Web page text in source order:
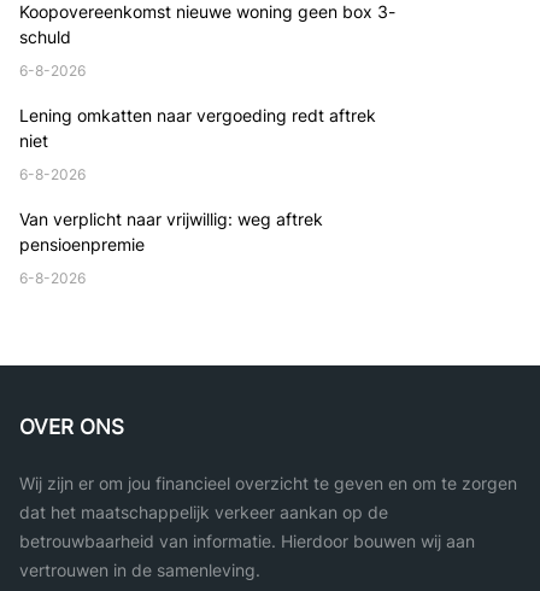
Koopovereenkomst nieuwe woning geen box 3-
schuld
6-8-2026
Lening omkatten naar vergoeding redt aftrek
niet
6-8-2026
Van verplicht naar vrijwillig: weg aftrek
pensioenpremie
6-8-2026
OVER ONS
Wij zijn er om jou financieel overzicht te geven en om te zorgen
dat het maatschappelijk verkeer aankan op de
betrouwbaarheid van informatie. Hierdoor bouwen wij aan
vertrouwen in de samenleving.